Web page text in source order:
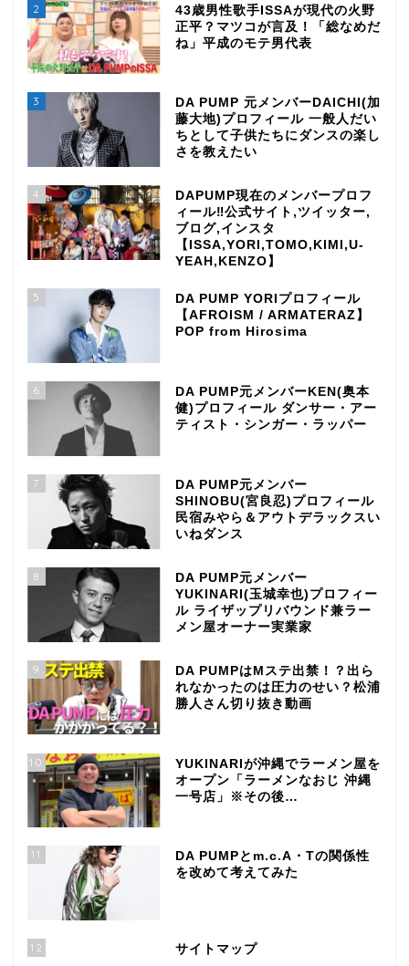
2
43歳男性歌手ISSAが現代の火野
正平？マツコが言及！「総なめだ
ね」平成のモテ男代表
3
DA PUMP 元メンバーDAICHI(加
藤大地)プロフィール 一般人だい
ちとして子供たちにダンスの楽し
さを教えたい
4
DAPUMP現在のメンバープロフ
ィール‼公式サイト,ツイッター,
ブログ,インスタ
【ISSA,YORI,TOMO,KIMI,U-
YEAH,KENZO】
5
DA PUMP YORIプロフィール
【AFROISM / ARMATERAZ】
POP from Hirosima
6
DA PUMP元メンバーKEN(奥本
健)プロフィール ダンサー・アー
ティスト・シンガー・ラッパー
7
DA PUMP元メンバー
SHINOBU(宮良忍)プロフィール
民宿みやら＆アウトデラックスい
いねダンス
8
DA PUMP元メンバー
YUKINARI(玉城幸也)プロフィー
ル ライザップリバウンド兼ラー
メン屋オーナー実業家
9
DA PUMPはMステ出禁！？出ら
れなかったのは圧力のせい？松浦
勝人さん切り抜き動画
10
YUKINARIが沖縄でラーメン屋を
オープン「ラーメンなおじ 沖縄
一号店」※その後…
11
DA PUMPとm.c.A・Tの関係性
を改めて考えてみた
12 サイトマップ